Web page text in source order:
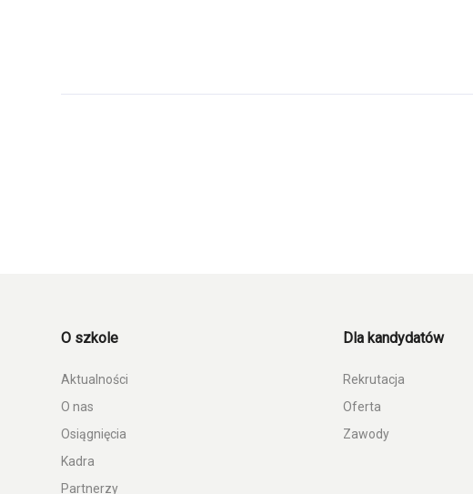
O szkole
Aktualności
O nas
Osiągnięcia
Kadra
Partnerzy
Dla kandydatów
Rekrutacja
Oferta
Zawody